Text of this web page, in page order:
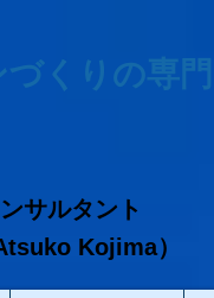
くりの専門
サルタント
Kojima）